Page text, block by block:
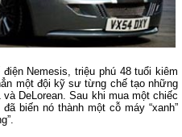
Nemesis, triệu phú 48 tuổi kiêm
một đội kỹ sư từng chế tạo những
DeLorean. Sau khi mua một chiếc
biến nó thành một cỗ máy “xanh”